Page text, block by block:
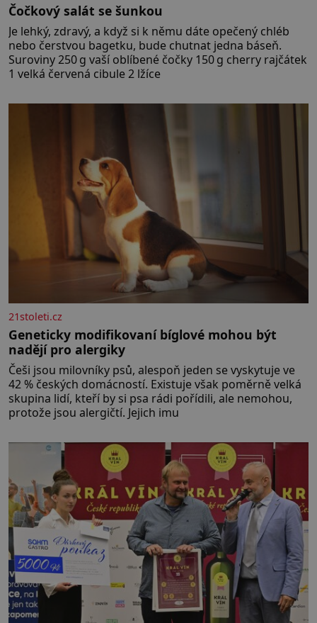
Čočkový salát se šunkou
Je lehký, zdravý, a když si k němu dáte opečený chléb
nebo čerstvou bagetku, bude chutnat jedna báseň.
Suroviny 250 g vaší oblíbené čočky 150 g cherry rajčátek
1 velká červená cibule 2 lžíce
21stoleti.cz
Geneticky modifikovaní bíglové mohou být
nadějí pro alergiky
Češi jsou milovníky psů, alespoň jeden se vyskytuje ve
42 % českých domácností. Existuje však poměrně velká
skupina lidí, kteří by si psa rádi pořídili, ale nemohou,
protože jsou alergičtí. Jejich imu